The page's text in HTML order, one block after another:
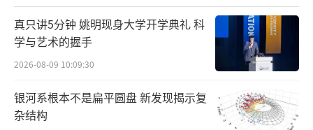
真只讲5分钟 姚明现身大学开学典礼 科
学与艺术的握手
2026-08-09 10:09:30
银河系根本不是扁平圆盘 新发现揭示复
杂结构